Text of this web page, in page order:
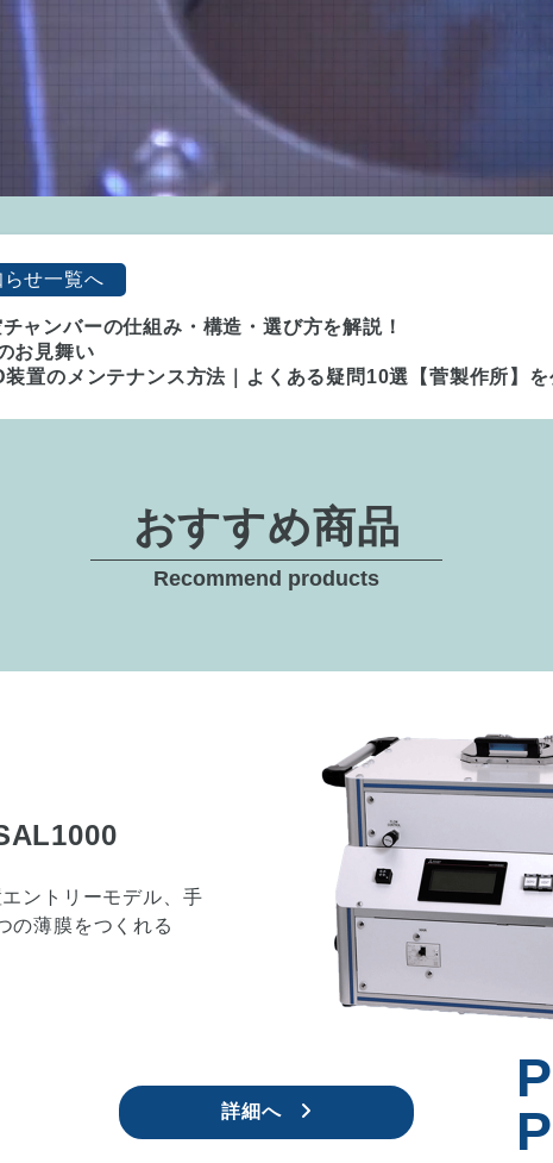
らせ一覧へ
ャンバーの仕組み・構造・選び方を解説！
お見舞い
置のメンテナンス方法｜よくある疑問10選【菅製作所】を
おすすめ商品
Recommend products
間で多様な実験をこ
、大学や研究所での
詳細へ